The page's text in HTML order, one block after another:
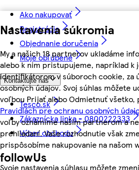
Nastavenia súkromia
My a našich 18 partnerov ukladáme
alebo k nim pristupujeme, napríklad k
identifikátorom v súboroch cookie, za
osobných údajov. Svoj súhlas môžete
voľbou Prijať alebo Odmietnuť všetko,
Pravidlách pre ochranu osobných
voľby oznámime našim partnerom a
prehliadaní. Vaše rozhodnutie však
prispôsobíme nakupovanie na našom
Svoje nastavenia súhlasu môžete
Ako nakupovať
Registrácia
Objednanie doručenia
Moje obľúbené
Kontaktujte nás
Tesco.sk
Zákaznícka linka - 0800222333
Výber obchodu
followUs